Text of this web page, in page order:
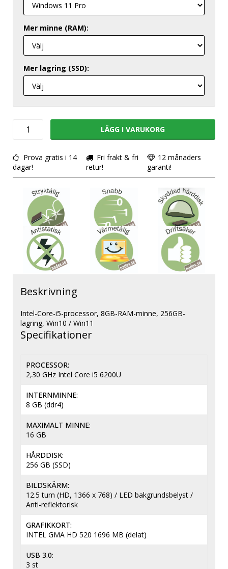
Mer minne (RAM):
Mer lagring (SSD):
LÄGG I VARUKORG
Prova gratis i 14
dagar!
Fri frakt & fri
retur!
12 månaders
garanti!
Beskrivning
Intel-Core-i5-processor, 8GB-RAM-minne, 256GB-
lagring, Win10 / Win11
PROCESSOR
2,30 GHz Intel Core i5 6200U
INTERNMINNE
8 GB (ddr4)
MAXIMALT MINNE
16 GB
HÅRDDISK
256 GB (SSD)
BILDSKÄRM
12.5 tum (HD, 1366 x 768) / LED bakgrundsbelyst /
Anti-reflektorisk
GRAFIKKORT
INTEL GMA HD 520 1696 MB (delat)
USB 3.0
3 st